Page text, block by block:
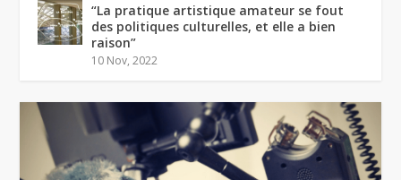
“La pratique artistique amateur se fout
des politiques culturelles, et elle a bien
raison”
10 Nov, 2022